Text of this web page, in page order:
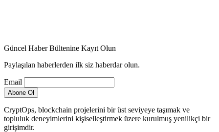
Güncel Haber Bültenine Kayıt Olun
Paylaşılan haberlerden ilk siz haberdar olun.
Email
CryptOps, blockchain projelerini bir üst seviyeye taşımak ve
topluluk deneyimlerini kişiselleştirmek üzere kurulmuş yenilikçi bir
girişimdir.